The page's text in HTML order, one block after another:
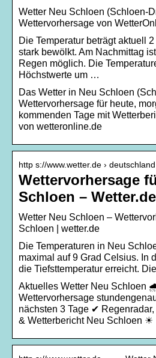
Wetter Neu Schloen (Schloen-
Wettervorhersage von
Die Temperatur beträgt aktuell
stark bewölkt. Am Nachmittag
Regen möglich. Die
Höchstwerte um …
Das Wetter in Neu Schloen
Wettervorhersage für heute,
kommenden Tage mit
von wetteronline.de
http s://www.wetter.de ›
Wettervorhersage
Schloen – Wetter.de
Wetter Neu Schloen –
Schloen | wetter.de
Die Temperaturen in Neu
maximal auf 9 Grad Celsius. In
die Tiefsttemperatur erreicht.
Aktuelles Wetter Neu Schloen
Wettervorhersage
nächsten 3 Tage ✔
& Wetterbericht Neu Schloen ☀